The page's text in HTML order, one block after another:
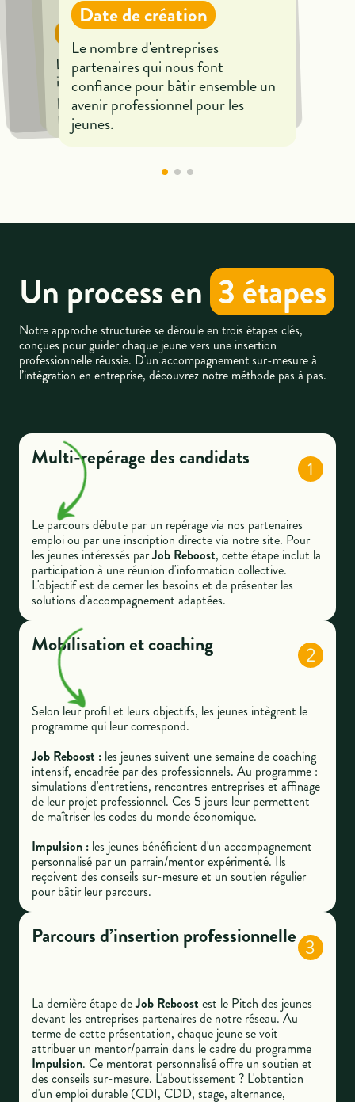
Partenaires
Le nombre d'acteurs de l'emploi ou
de coachs qui accompagnent les
jeunes pour les aider à entrer dans
le monde professionnel
Entreprises impliquées
Le nombre d'entreprises
impliquées qui nous font confiance
pour bâtir ensemble un avenir
professionnel pour les jeunes.
Date de création
Le nombre d'entreprises
partenaires qui nous font
confiance pour bâtir ensemble un
avenir professionnel pour les
jeunes.
Un process en3 étapes
Notre approche structurée se déroule en trois étapes clés,
conçues pour guider chaque jeune vers une insertion
professionnelle réussie. D'un accompagnement sur-mesure à
l’intégration en entreprise, découvrez notre méthode pas à pas.
Multi-repérage des candidats 1
Le parcours débute par un repérage via nos partenaires
emploi ou par une inscription directe via notre site. Pour
les jeunes intéressés parJob Reboost, cette étape inclut la
participation à une réunion d'information collective.
L'objectif est de cerner les besoins et de présenter les
solutions d'accompagnement adaptées.
Mobilisation et coaching 2
Selon leur profil et leurs objectifs, les jeunes intègrent le
programme qui leur correspond.
Job Reboost : les jeunes suivent une semaine de coaching
intensif, encadrée par des professionnels. Au programme :
simulations d'entretiens, rencontres entreprises et affinage
de leur projet professionnel. Ces 5 jours leur permettent
de maîtriser les codes du monde économique.
Impulsion : les jeunes bénéficient d'un accompagnement
personnalisé par un parrain/mentor expérimenté. Ils
reçoivent des conseils sur-mesure et un soutien régulier
pour bâtir leur parcours.
Parcours d’insertion professionnelle 3
La dernière étape deJob Reboost est le Pitch des jeunes
devant les entreprises partenaires de notre réseau. Au
terme de cette présentation, chaque jeune se voit
attribuer un mentor/parrain dans le cadre du programme
Impulsion. Ce mentorat personnalisé offre un soutien et
des conseils sur-mesure. L'aboutissement ? L'obtention
d'un emploi durable (CDI, CDD, stage, alternance,